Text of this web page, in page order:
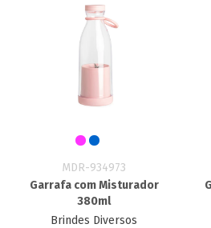
MDR-934973
Garrafa com Misturador
380ml
Brindes Diversos